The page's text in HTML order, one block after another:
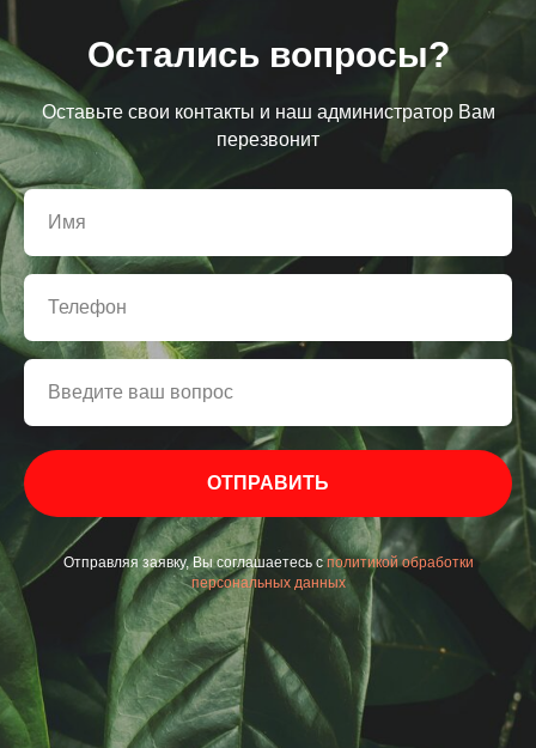
Остались вопросы?
Оставьте свои контакты и наш администратор Вам
перезвонит
ОТПРАВИТЬ
Отправляя заявку, Вы соглашаетесь сполитикой обработки
персональных данных